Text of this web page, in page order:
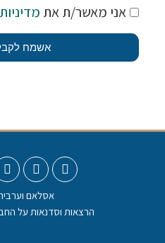
אני מאשר/ת את
אשמח
אסלאם
הרצאות וסדנאות על